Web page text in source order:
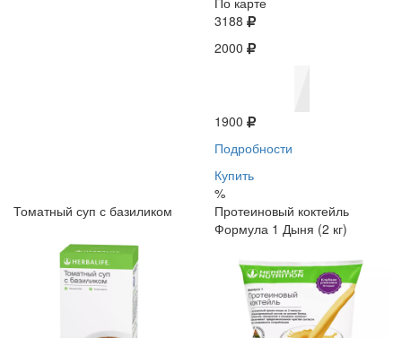
3188
2000
1900
Подробности
Купить
%
Томатный суп с базиликом
Протеиновый коктейль
Формула 1 Дыня (2 кг)